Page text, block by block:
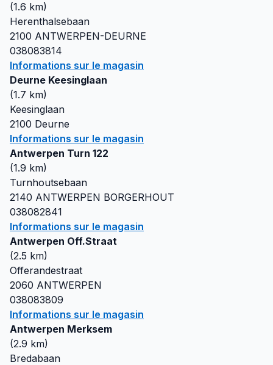
(1.6 km)
Herenthalsebaan
2100 ANTWERPEN-DEURNE
038083814
Informations sur le magasin
Deurne Keesinglaan
(1.7 km)
Keesinglaan
2100 Deurne
Informations sur le magasin
Antwerpen Turn 122
(1.9 km)
Turnhoutsebaan
2140 ANTWERPEN BORGERHOUT
038082841
Informations sur le magasin
Antwerpen Off.Straat
(2.5 km)
Offerandestraat
2060 ANTWERPEN
038083809
Informations sur le magasin
Antwerpen Merksem
(2.9 km)
Bredabaan